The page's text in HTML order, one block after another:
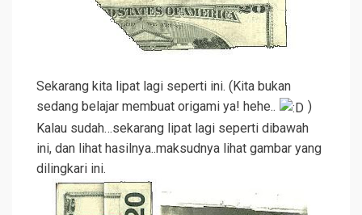
Sekarang kita lipat lagi seperti ini. (Kita bukan
sedang belajar membuat origami ya! hehe..
)
Kalau sudah…sekarang lipat lagi seperti dibawah
ini, dan lihat hasilnya..maksudnya lihat gambar yang
dilingkari ini.